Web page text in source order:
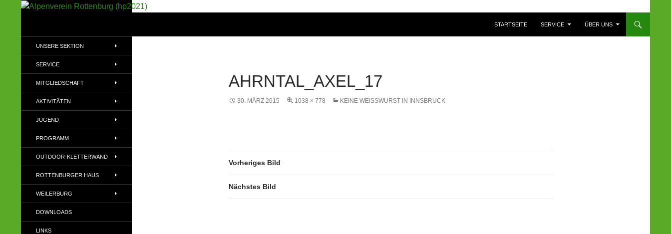
STARTSEITE
SERVICE ÜBER UNS
AHRNTAL_AXEL_17
30. MÄRZ 2015 1038 × 778 KEINE WEISSWURST IN INNSBRUCK
Vorheriges Bild
Nächstes Bild
(DAV)
UNSERE SEKTION
SERVICE
MITGLIEDSCHAFT
AKTIVITÄTEN
JUGEND
PROGRAMM
OUTDOOR-KLETTERWAND
ROTTENBURGER HAUS
WEILERBURG
DOWNLOADS
LINKS